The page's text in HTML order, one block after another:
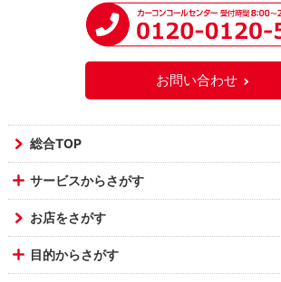
お問い合わせ
総合TOP
サービスからさがす
お店をさがす
目的からさがす